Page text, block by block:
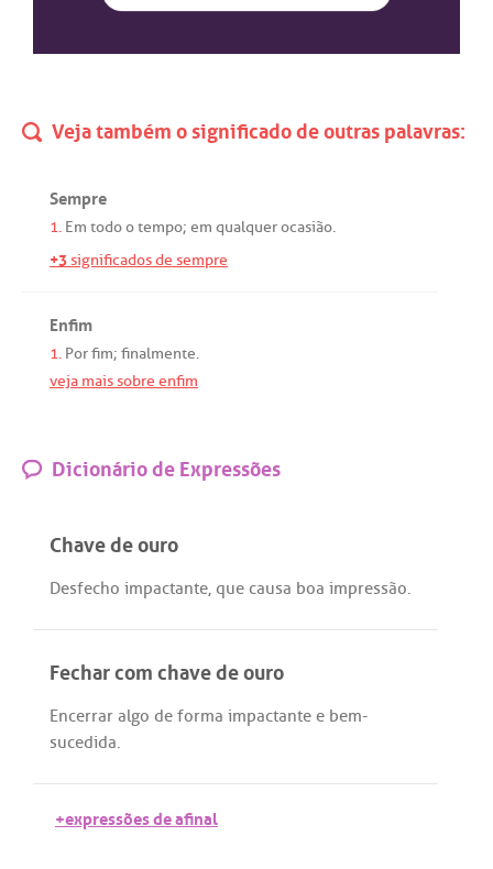
Veja também o significado de outras palavras:
Sempre
1. Em todootempo; em qualquerocasião.
+3significados de sempre
Enfim
1. Porfim; finalmente.
veja mais sobre enfim
Dicionário de Expressões
Chave de ouro
Desfecho impactante, que causa boa impressão.
Fechar com chave de ouro
Encerrar algo de forma impactante e bem-
sucedida.
+expressões de afinal